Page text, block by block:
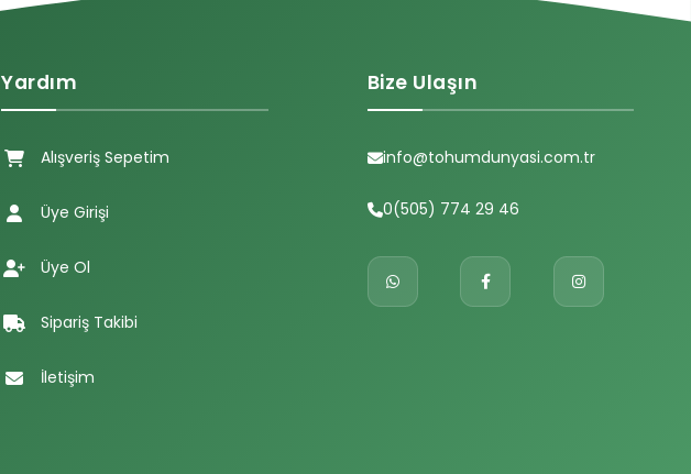
Yardım
Alışveriş Sepetim
Üye Girişi
Üye Ol
Sipariş Takibi
İletişim
Bize Ulaşın
info@tohumdunyasi.com.tr
0(505) 774 29 46